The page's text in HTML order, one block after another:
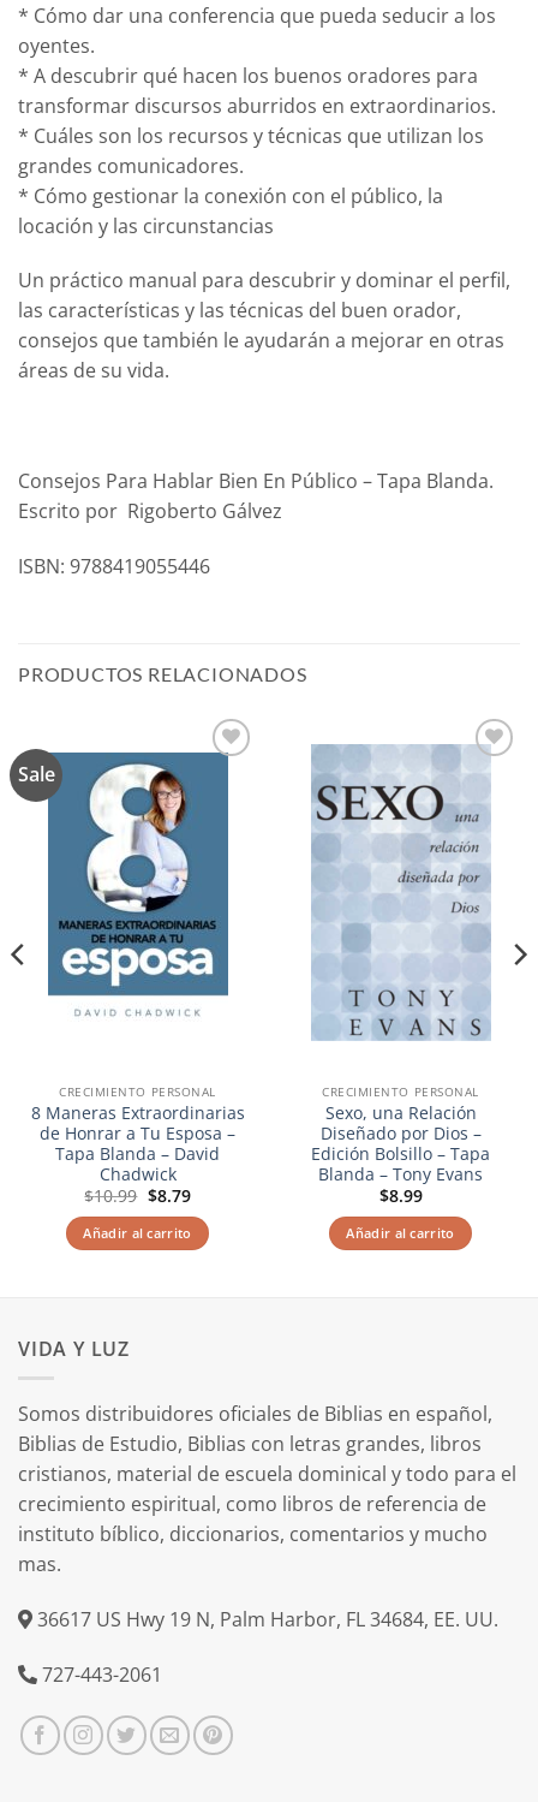
* Cómo dar una conferencia que pueda seducir a los
oyentes.
* A descubrir qué hacen los buenos oradores para
transformar discursos aburridos en extraordinarios.
* Cuáles son los recursos y técnicas que utilizan los
grandes comunicadores.
* Cómo gestionar la conexión con el público, la
locación y las circunstancias
Un práctico manual para descubrir y dominar el perfil,
las características y las técnicas del buen orador,
consejos que también le ayudarán a mejorar en otras
áreas de su vida.
Consejos Para Hablar Bien En Público – Tapa Blanda.
Escrito por Rigoberto Gálvez
ISBN: 9788419055446
PRODUCTOS RELACIONADOS
Sale
CRECIMIENTO PERSONAL
8 Maneras Extraordinarias
de Honrar a Tu Esposa –
Tapa Blanda – David
Chadwick
$10.99 El
original
era:
$10.99.
$8.79El
actual
es:
$8.79.
Añadir al carrito
Añadir
lista de
deseos
CRECIMIENTO PERSONAL
Sexo, una Relación
Diseñado por Dios –
Edición Bolsillo – Tapa
Blanda – Tony Evans
$8.99
Añadir al carrito
VIDA Y LUZ
Somos distribuidores oficiales de Biblias en español,
Biblias de Estudio, Biblias con letras grandes, libros
cristianos, material de escuela dominical y todo para el
crecimiento espiritual, como libros de referencia de
instituto bíblico, diccionarios, comentarios y mucho
mas.
36617 US Hwy 19 N, Palm Harbor, FL 34684, EE. UU.
727-443-2061